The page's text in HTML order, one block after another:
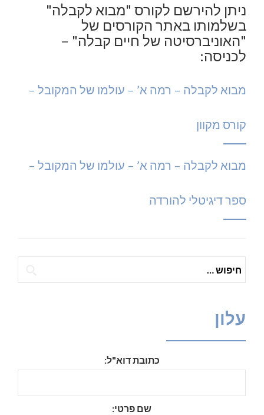
ניתן להירשם לקורס "מבוא לקבלה"
בשלמותו באתר הקורסים של
"האוניברסיטה של חיים קבלה" –
לכניסה:
מבוא לקבלה – רמה א’ – עולמו של המקובל –
קורס מקוון
מבוא לקבלה – רמה א’ – עולמו של המקובל –
ספר דיגיטלי להורדה
עלון
כתובת דוא"ל:
שם פרטי: